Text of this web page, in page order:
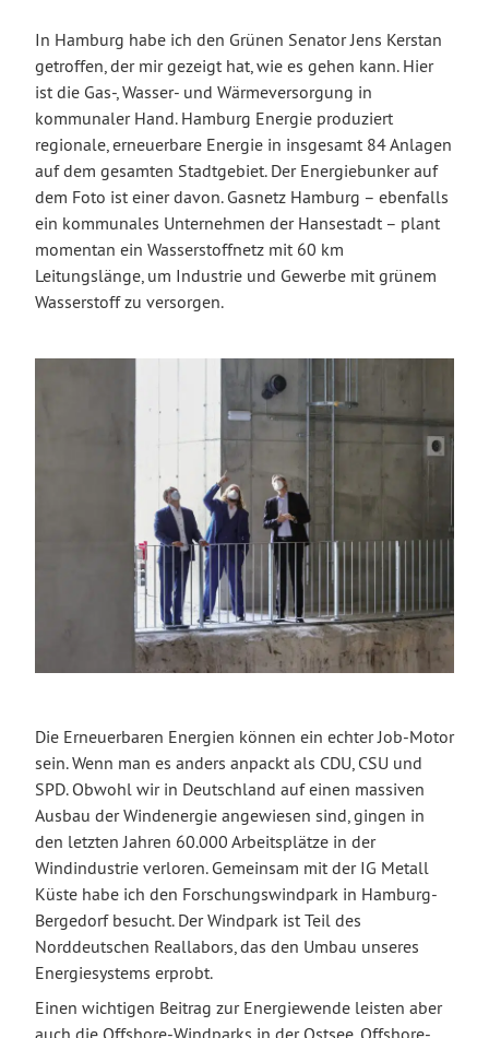
In Hamburg habe ich den Grünen Senator Jens Kerstan
getroffen, der mir gezeigt hat, wie es gehen kann. Hier
ist die Gas-, Wasser- und Wärmeversorgung in
kommunaler Hand. Hamburg Energie produziert
regionale, erneuerbare Energie in insgesamt 84 Anlagen
auf dem gesamten Stadtgebiet. Der Energiebunker auf
dem Foto ist einer davon. Gasnetz Hamburg – ebenfalls
ein kommunales Unternehmen der Hansestadt – plant
momentan ein Wasserstoffnetz mit 60 km
Leitungslänge, um Industrie und Gewerbe mit grünem
Wasserstoff zu versorgen.
Die Erneuerbaren Energien können ein echter Job-Motor
sein. Wenn man es anders anpackt als CDU, CSU und
SPD. Obwohl wir in Deutschland auf einen massiven
Ausbau der Windenergie angewiesen sind, gingen in
den letzten Jahren 60.000 Arbeitsplätze in der
Windindustrie verloren. Gemeinsam mit der IG Metall
Küste habe ich den Forschungswindpark in Hamburg-
Bergedorf besucht. Der Windpark ist Teil des
Norddeutschen Reallabors, das den Umbau unseres
Energiesystems erprobt.
Einen wichtigen Beitrag zur Energiewende leisten aber
auch die Offshore-Windparks in der Ostsee. Offshore-